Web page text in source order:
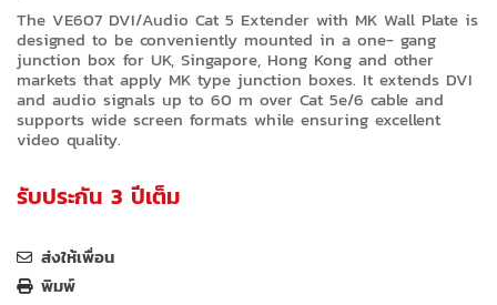
The VE607 DVI/Audio Cat 5 Extender with MK Wall Plate is
designed to be conveniently mounted in a one- gang
junction box for UK, Singapore, Hong Kong and other
markets that apply MK type junction boxes. It extends DVI
and audio signals up to 60 m over Cat 5e/6 cable and
supports wide screen formats while ensuring excellent
video quality.
รับประกัน 3 ปีเต็ม
ส่งให้เพื่อน
พิมพ์